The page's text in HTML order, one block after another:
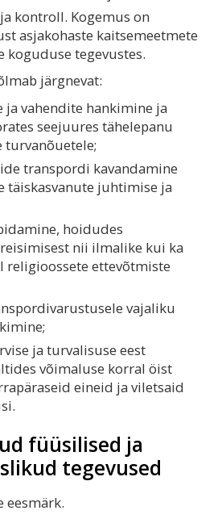
kontroll. Kogemus on
asjakohaste kaitsemeetmete
koguduse tegevustes.
järgnevat:
ja vahendite hankimine ja
seejuures tähelepanu
turvanõuetele;
transpordi kavandamine
täiskasvanute juhtimise ja
hoidudes
nii ilmalike kui ka
religioossete ettevõtmiste
vajaliku
ja turvalisuse eest
võimaluse korral öist
eineid ja viletsaid
füüsilised ja
tegevused
eesmärk.